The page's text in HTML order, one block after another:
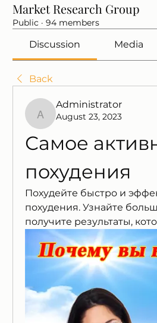
Market Research Group
Public · 94 members
Discussion Media
Back
Administrator
Administrator
August 23, 2023
Самое
похудения
Похудейте быстро и
похудения. Узнайте
получите результаты,